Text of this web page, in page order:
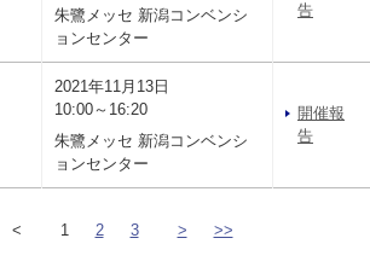
朱鷺メッセ 新潟コンベンシ
ョンセンター
告
2021年11月13日
10:00～16:20
朱鷺メッセ 新潟コンベンシ
ョンセンター
開催報
告
< 1 2 3 > >>